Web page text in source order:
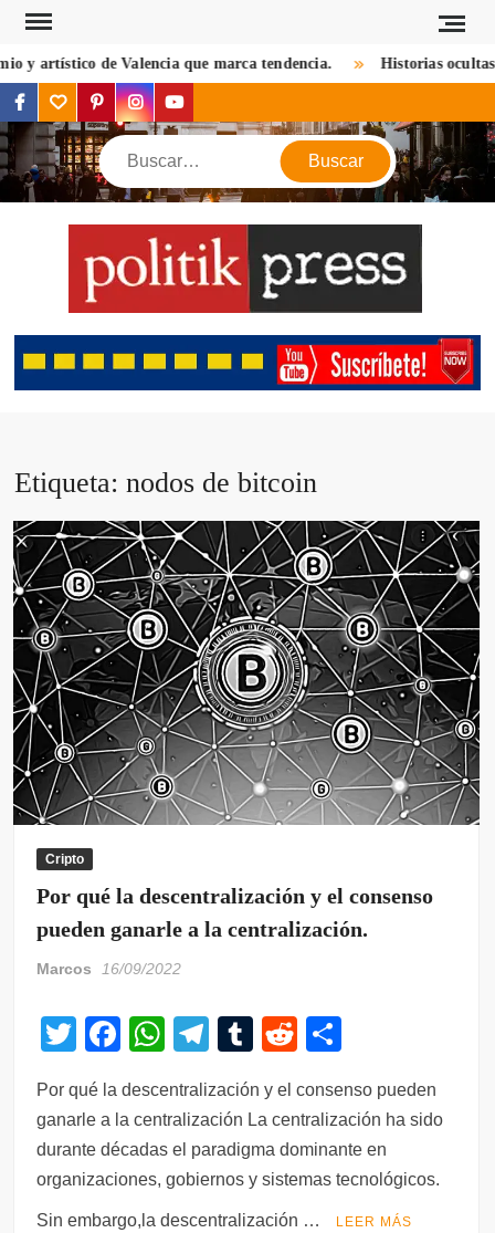
Saltar
contenido
y artístico de Valencia que marca tendencia. Historias ocultas
facebook
twitterpinterestinstagramyoutube
Buscar
mirada
Etiqueta:nodos de bitcoin
Cripto
Por qué la descentralización y el consenso
pueden ganarle a la centralización.
Marcos 16/09/2022
T
tt
er
F
c
e
b
o
W
at
s
A
p
T
e
gr
a
m
T
m
bl
r
R
d
di
t
m
p
ar
tir
Por qué la descentralización y el consenso pueden
ganarle a la centralización La centralización ha sido
durante décadas el paradigma dominante en
organizaciones, gobiernos y sistemas tecnológicos.
Sin embargo,la descentralización … LEER MÁS